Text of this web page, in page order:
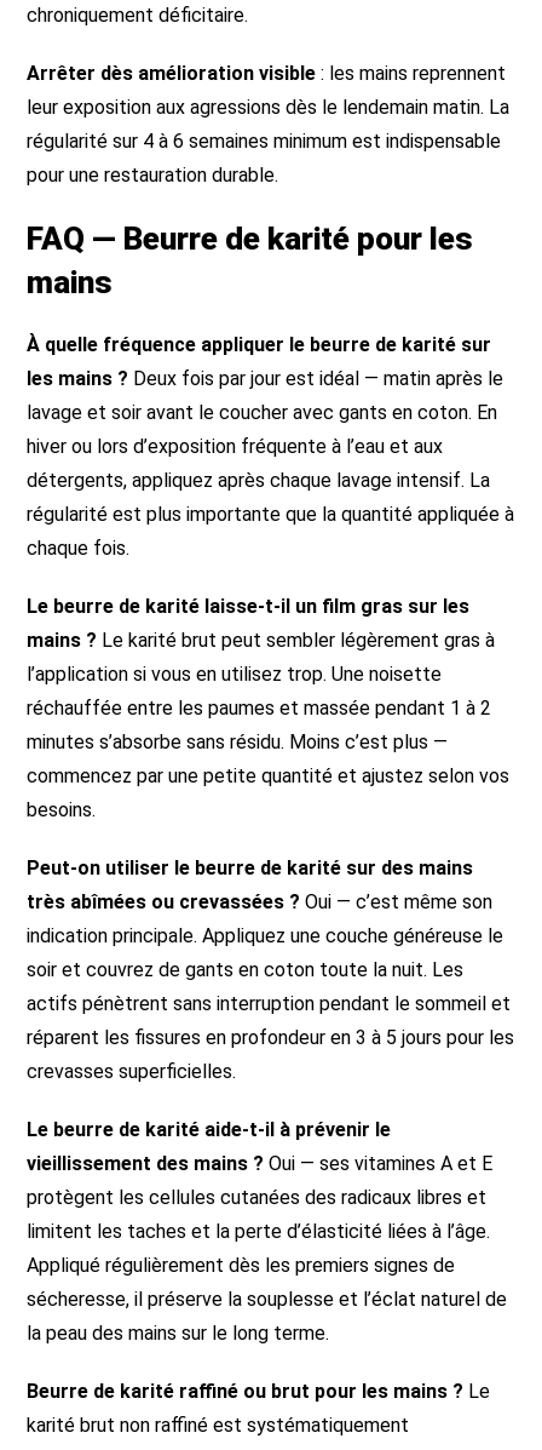
chroniquement déficitaire.
Arrêter dès amélioration visible : les mains reprennent
leur exposition aux agressions dès le lendemain matin. La
régularité sur 4 à 6 semaines minimum est indispensable
pour une restauration durable.
FAQ — Beurre de karité pour les
mains
À quelle fréquence appliquer le beurre de karité sur
les mains ? Deux fois par jour est idéal — matin après le
lavage et soir avant le coucher avec gants en coton. En
hiver ou lors d’exposition fréquente à l’eau et aux
détergents, appliquez après chaque lavage intensif. La
régularité est plus importante que la quantité appliquée à
chaque fois.
Le beurre de karité laisse-t-il un film gras sur les
mains ? Le karité brut peut sembler légèrement gras à
l’application si vous en utilisez trop. Une noisette
réchauffée entre les paumes et massée pendant 1 à 2
minutes s’absorbe sans résidu. Moins c’est plus —
commencez par une petite quantité et ajustez selon vos
besoins.
Peut-on utiliser le beurre de karité sur des mains
très abîmées ou crevassées ? Oui — c’est même son
indication principale. Appliquez une couche généreuse le
soir et couvrez de gants en coton toute la nuit. Les
actifs pénètrent sans interruption pendant le sommeil et
réparent les fissures en profondeur en 3 à 5 jours pour les
crevasses superficielles.
Le beurre de karité aide-t-il à prévenir le
vieillissement des mains ? Oui — ses vitamines A et E
protègent les cellules cutanées des radicaux libres et
limitent les taches et la perte d’élasticité liées à l’âge.
Appliqué régulièrement dès les premiers signes de
sécheresse, il préserve la souplesse et l’éclat naturel de
la peau des mains sur le long terme.
Beurre de karité raffiné ou brut pour les mains ? Le
karité brut non raffiné est systématiquement